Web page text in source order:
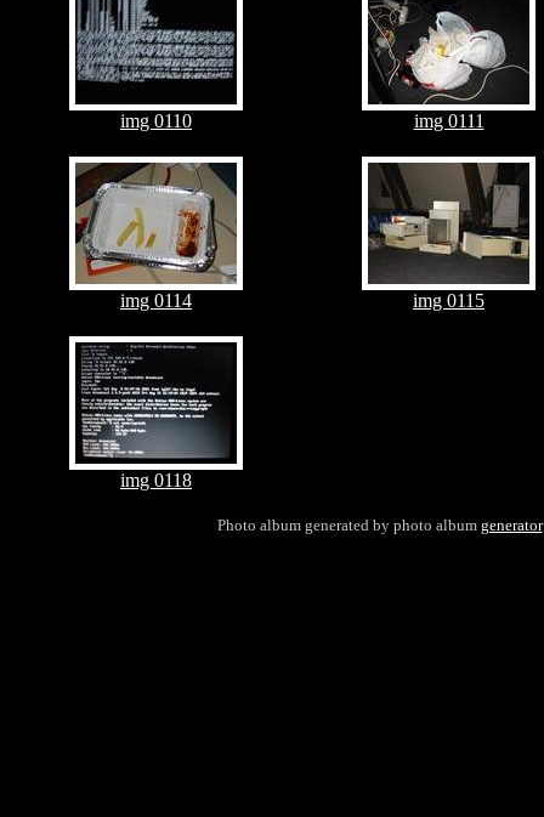
img 0110 img 0111
img 0114 img 0115
img 0118
Photo album generated by photo album generator